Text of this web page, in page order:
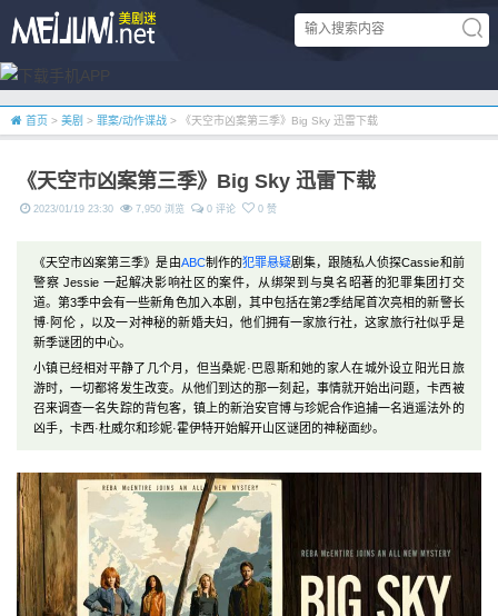
首页 > 美剧 > 罪案/动作谍战 > 《天空市凶案第三季》Big Sky 迅雷下载
《天空市凶案第三季》Big Sky 迅雷下载
2023/01/19 23:30 7,950 浏览 0 评论 0 赞
《天空市凶案第三季》是由ABC制作的犯罪悬疑剧集，跟随私人侦探Cassie和前
警察 Jessie 一起解决影响社区的案件，从绑架到与臭名昭著的犯罪集团打交
道。第3季中会有一些新角色加入本剧，其中包括在第2季结尾首次亮相的新警长
博·阿伦 ，以及一对神秘的新婚夫妇，他们拥有一家旅行社，这家旅行社似乎是
新季谜团的中心。
小镇已经相对平静了几个月，但当桑妮·巴恩斯和她的家人在城外设立阳光日旅
游时，一切都将发生改变。从他们到达的那一刻起，事情就开始出问题，卡西被
召来调查一名失踪的背包客，镇上的新治安官博与珍妮合作追捕一名逍遥法外的
凶手，卡西·杜威尔和珍妮·霍伊特开始解开山区谜团的神秘面纱。